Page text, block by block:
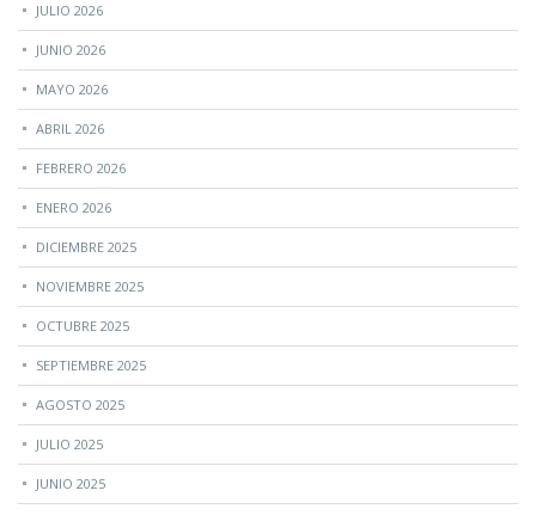
JULIO 2026
JUNIO 2026
MAYO 2026
ABRIL 2026
FEBRERO 2026
ENERO 2026
DICIEMBRE 2025
NOVIEMBRE 2025
OCTUBRE 2025
SEPTIEMBRE 2025
AGOSTO 2025
JULIO 2025
JUNIO 2025